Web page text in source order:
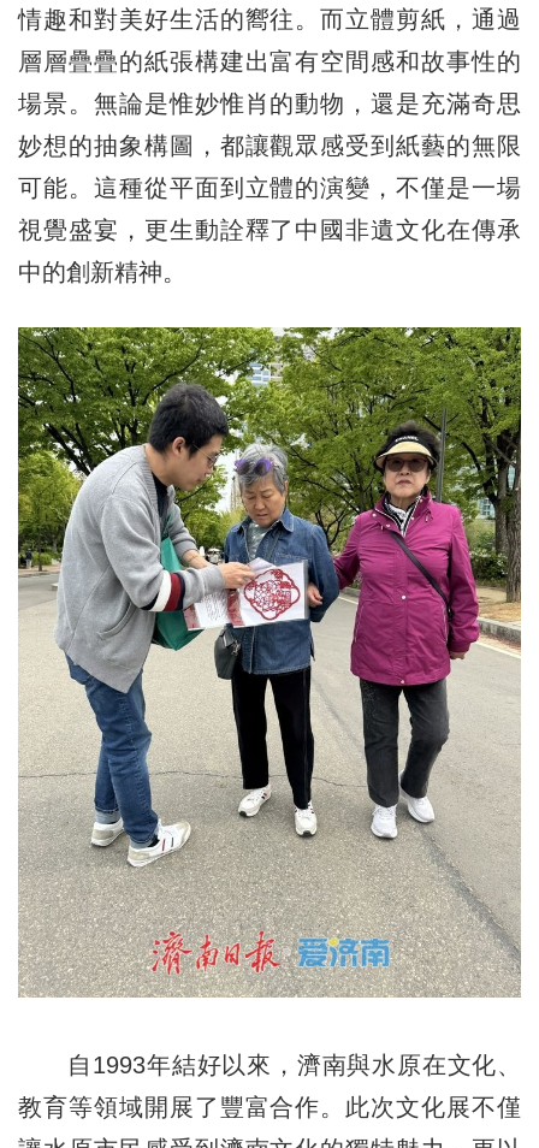
情趣和對美好生活的嚮往。而立體剪紙，通過
層層疊疊的紙張構建出富有空間感和故事性的
場景。無論是惟妙惟肖的動物，還是充滿奇思
妙想的抽象構圖，都讓觀眾感受到紙藝的無限
可能。這種從平面到立體的演變，不僅是一場
視覺盛宴，更生動詮釋了中國非遺文化在傳承
中的創新精神。
自1993年結好以來，濟南與水原在文化、
教育等領域開展了豐富合作。此次文化展不僅